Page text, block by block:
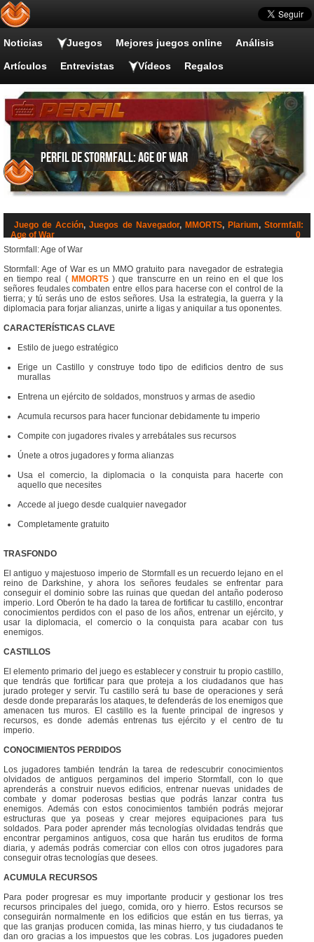
Noticias Juegos Mejores juegos online Análisis
Artículos Entrevistas Vídeos Regalos
Perfil de Stormfall: Age of War
Juego de Acción,Juegos de Navegador, MMORTS, Plarium,Stormfall:
Age of War
0
Stormfall: Age of War
Stormfall: Age of War es un MMO gratuito para navegador de estrategia
en tiempo real ( MMORTS) que transcurre en un reino en el que los
señores feudales combaten entre ellos para hacerse con el control de la
tierra; y tú serás uno de estos señores. Usa la estrategia, la guerra y la
diplomacia para forjar alianzas, unirte a ligas y aniquilar a tus oponentes.
CARACTERÍSTICAS CLAVE
Estilo de juego estratégico
Erige un Castillo y construye todo tipo de edificios dentro de sus
murallas
Entrena un ejército de soldados, monstruos y armas de asedio
Acumula recursos para hacer funcionar debidamente tu imperio
Compite con jugadores rivales y arrebátales sus recursos
Únete a otros jugadores y forma alianzas
Usa el comercio, la diplomacia o la conquista para hacerte con
aquello que necesites
Accede al juego desde cualquier navegador
Completamente gratuito
TRASFONDO
El antiguo y majestuoso imperio de Stormfall es un recuerdo lejano en el
reino de Darkshine, y ahora los señores feudales se enfrentar para
conseguir el dominio sobre las ruinas que quedan del antaño poderoso
imperio. Lord Oberón te ha dado la tarea de fortificar tu castillo, encontrar
conocimientos perdidos con el paso de los años, entrenar un ejército, y
usar la diplomacia, el comercio o la conquista para acabar con tus
enemigos.
CASTILLOS
El elemento primario del juego es establecer y construir tu propio castillo,
que tendrás que fortificar para que proteja a los ciudadanos que has
jurado proteger y servir. Tu castillo será tu base de operaciones y será
desde donde prepararás los ataques, te defenderás de los enemigos que
amenacen tus muros. El castillo es la fuente principal de ingresos y
recursos, es donde además entrenas tus ejército y el centro de tu
imperio.
CONOCIMIENTOS PERDIDOS
Los jugadores también tendrán la tarea de redescubrir conocimientos
olvidados de antiguos pergaminos del imperio Stormfall, con lo que
aprenderás a construir nuevos edificios, entrenar nuevas unidades de
combate y domar poderosas bestias que podrás lanzar contra tus
enemigos. Además con estos conocimientos también podrás mejorar
estructuras que ya poseas y crear mejores equipaciones para tus
soldados. Para poder aprender más tecnologías olvidadas tendrás que
encontrar pergaminos antiguos, cosa que harán tus eruditos de forma
diaria, y además podrás comerciar con ellos con otros jugadores para
conseguir otras tecnologías que desees.
ACUMULA RECURSOS
Para poder progresar es muy importante producir y gestionar los tres
recursos principales del juego, comida, oro y hierro. Estos recursos se
conseguirán normalmente en los edificios que están en tus tierras, ya
que las granjas producen comida, las minas hierro, y tus ciudadanos te
dan oro gracias a los impuestos que les cobras. Los jugadores pueden